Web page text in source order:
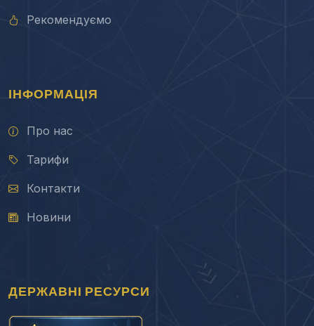
Рекомендуємо
ІНФОРМАЦІЯ
Про нас
Тарифи
Контакти
Новини
ДЕРЖАВНІ РЕСУРСИ